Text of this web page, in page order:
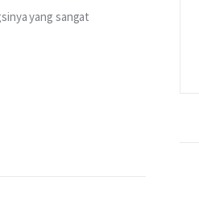
yang sangat